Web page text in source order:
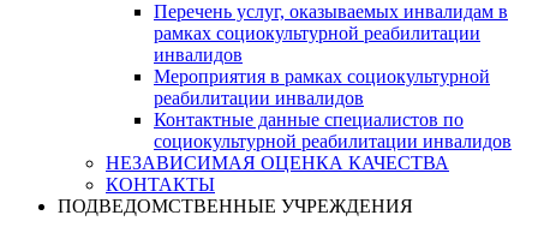
Перечень услуг, оказываемых инвалидам в
рамках социокультурной реабилитации
инвалидов
Мероприятия в рамках социокультурной
реабилитации инвалидов
Контактные данные специалистов по
социокультурной реабилитации инвалидов
НЕЗАВИСИМАЯ ОЦЕНКА КАЧЕСТВА
КОНТАКТЫ
ПОДВЕДОМСТВЕННЫЕ УЧРЕЖДЕНИЯ